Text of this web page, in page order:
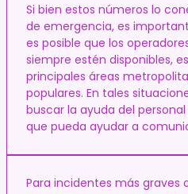
Si bien estos números lo
de emergencia, es
es posible que los
siempre estén disponibles,
principales áreas
populares. En tales
buscar la ayuda del
que pueda ayudar a
Para incidentes más graves